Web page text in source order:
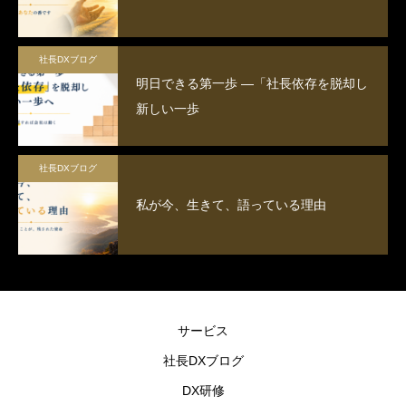
社長DXブログ
明日できる第一歩 ―「社長依存を脱却し
新しい一歩
社長DXブログ
私が今、生きて、語っている理由
サービス
社長DXブログ
DX研修